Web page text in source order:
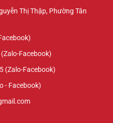
Thị Thập, Phường Tân
Facebook)
(Zalo-Facebook)
- Facebook)